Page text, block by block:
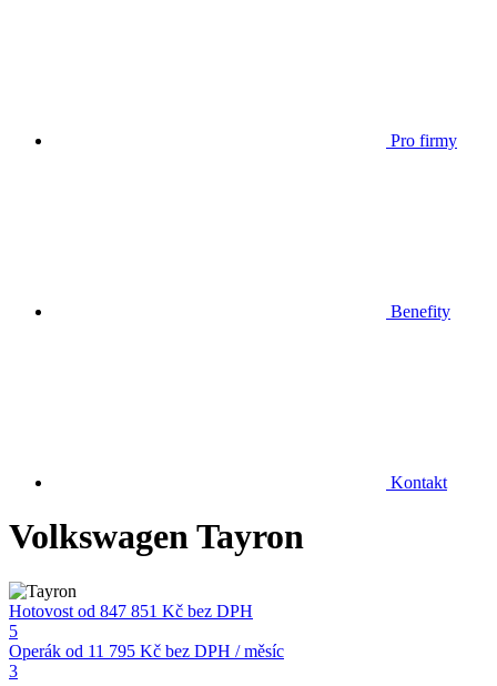
Pro firmy
Benefity
Kontakt
Volkswagen Tayron
Hotovost od 847 851 Kč bez DPH
5
Operák od 11 795 Kč bez DPH / měsíc
3